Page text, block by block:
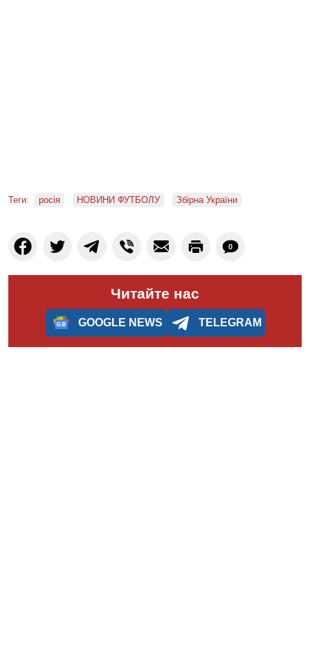
Теги: росія НОВИНИ ФУТБОЛУ Збірна України
0
Читайте нас
GOOGLE NEWS TELEGRAM